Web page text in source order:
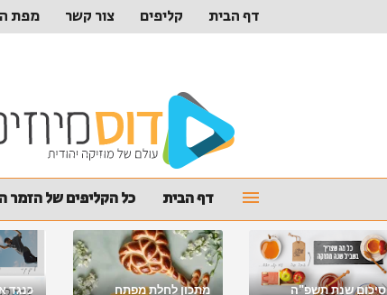
דף הבית קליפים צור קשר מפת
דף הבית כל הקליפים של הזמר
סיכום שנת תשפ"ה
מתכון לחלת מפתח
כנגד